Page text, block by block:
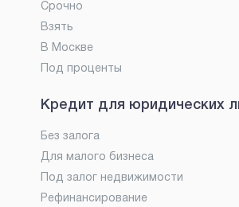
Срочно
Взять
В Москве
Под проценты
Кредит для юридических
Без залога
Для малого бизнеса
Под залог недвижимости
Рефинансирование